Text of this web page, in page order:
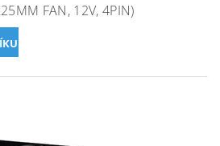
FAN, 12V, 4PIN)